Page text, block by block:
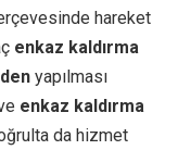
hareket
enkaz kaldırma
yapılması
enkaz kaldırma
da hizmet